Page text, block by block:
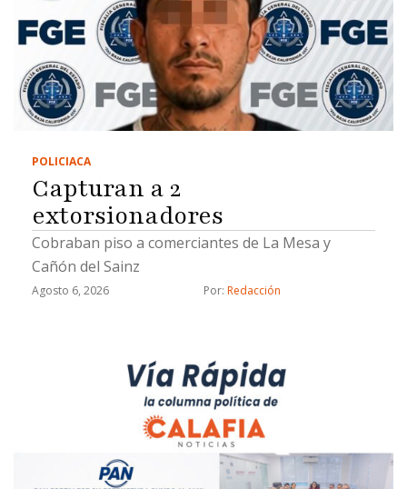
POLICIACA
Capturan a 2
extorsionadores
Cobraban piso a comerciantes de La Mesa y
Cañón del Sainz
Agosto 6, 2026 Por: Redacción